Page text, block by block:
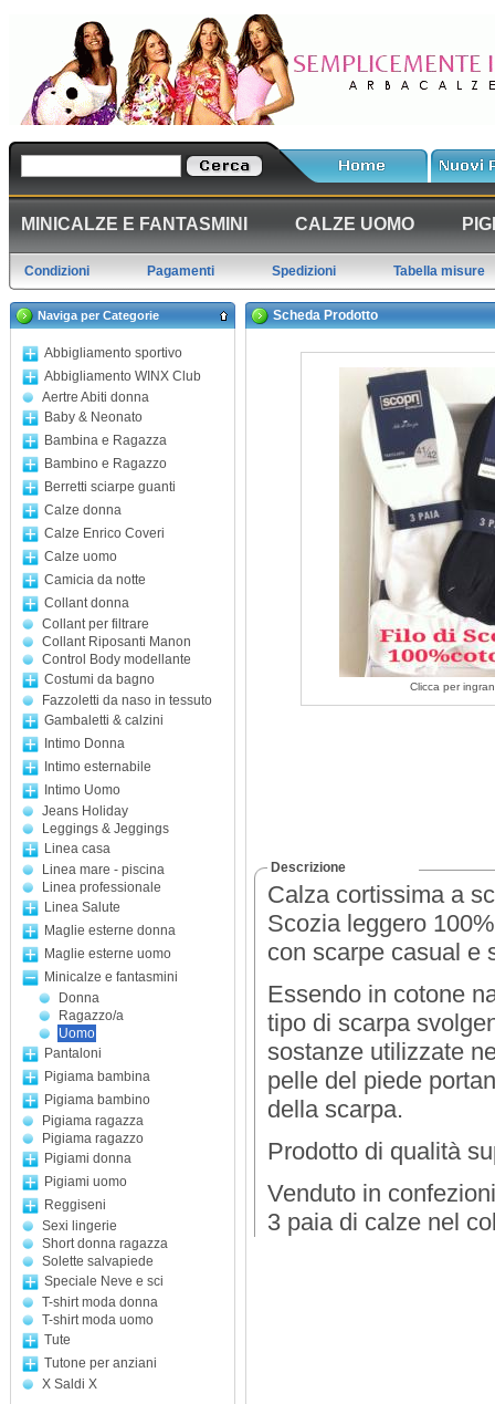
MINICALZE E FANTASMINI CALZE UOMO
Condizioni Pagamenti Spedizioni Tabella misure
Naviga per Categorie
Abbigliamento sportivo
Abbigliamento WINX Club
Aertre Abiti donna
Baby & Neonato
Bambina e Ragazza
Bambino e Ragazzo
Berretti sciarpe guanti
Calze donna
Calze Enrico Coveri
Calze uomo
Camicia da notte
Collant donna
Collant per filtrare
Collant Riposanti Manon
Control Body modellante
Costumi da bagno
Fazzoletti da naso in tessuto
Gambaletti & calzini
Intimo Donna
Intimo esternabile
Intimo Uomo
Jeans Holiday
Leggings & Jeggings
Linea casa
Linea mare - piscina
Linea professionale
Linea Salute
Maglie esterne donna
Maglie esterne uomo
Minicalze e fantasmini
Donna
Ragazzo/a
Uomo
Pantaloni
Pigiama bambina
Pigiama bambino
Pigiama ragazza
Pigiama ragazzo
Pigiami donna
Pigiami uomo
Reggiseni
Sexi lingerie
Short donna ragazza
Solette salvapiede
Speciale Neve e sci
T-shirt moda donna
T-shirt moda uomo
Tute
Tutone per anziani
X Saldi X
Scheda Prodotto
Clicca per
Descrizione
Calza cortissima a
Scozia leggero
con scarpe casual e
Essendo in cotone
tipo di scarpa
sostanze utilizzate
pelle del piede
della scarpa.
Prodotto di qualità
Venduto in
3 paia di calze nel